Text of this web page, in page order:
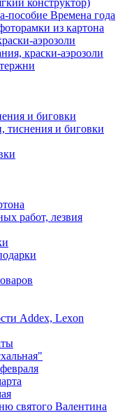
конструктор)
пособие Времена года
из картона
аэрозоли
краски-аэрозоли
и биговки
тиснения и биговки
работ, лезвия
Addex, Lexon
святого Валентина